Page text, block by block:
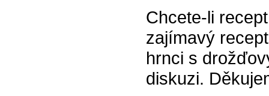
Chcete-li
zajímavý
hrnci s
diskuzi.